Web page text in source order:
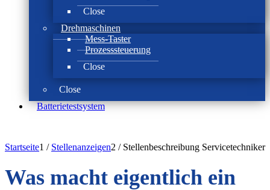
Close
Drehmaschinen
Mess-Taster
Prozesssteuerung
Close
Close
Batterie­test­system
Startseite1 / Stellenanzeigen2 / Stellenbeschreibung Servicetechniker
Was macht eigentlich ein